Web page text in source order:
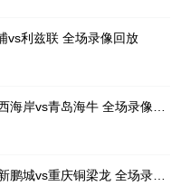
vs利兹联 全场录像回放